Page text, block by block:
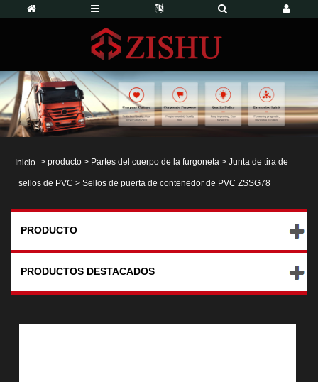
Inicio > producto > Partes del cuerpo de la furgoneta > Junta de tira de
sellos de PVC > Sellos de puerta de contenedor de PVC ZSSG78
PRODUCTO
PRODUCTOS DESTACADOS